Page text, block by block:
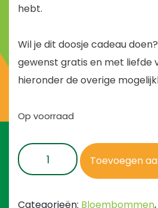
hebt.
Wil je dit doosje cadeau
gewenst gratis en met liefde
hieronder de overige
Op voorraad
Maak
zelf
bij
Toevoegen
Categorieën: Bloembommen,